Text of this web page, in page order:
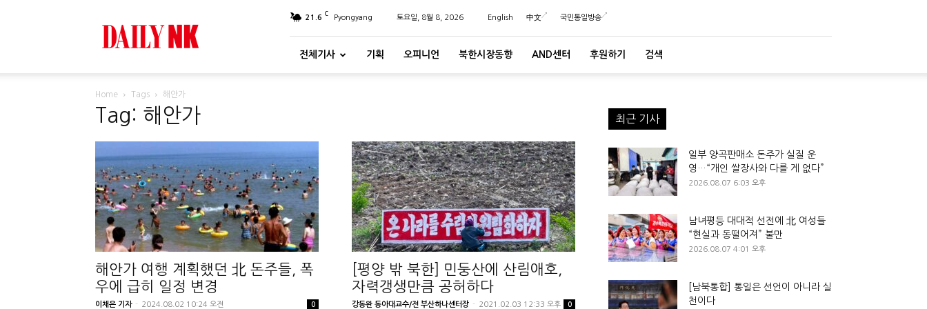
21.6 C Pyongyang 토요일, 8월 8, 2026 English 中文 국민통일방송
전체기사 기획 오피니언 북한시장동향 AND센터 후원하기 검색
Home Tags 해안가
Tag: 해안가
해안가 여행 계획했던 北 돈주들, 폭
우에 급히 일정 변경
이채은 기자 - 2024.08.02 10:24 오전 0
[평양 밖 북한] 민둥산에 산림애호,
자력갱생만큼 공허하다
강동완 동아대교수/전 부산하나센터장 - 2021.02.03 12:33 오후 0
최근 기사
일부 양곡판매소 돈주가 실질 운
영…“개인 쌀장사와 다를 게 없다”
2026.08.07 6:03 오후
남녀평등 대대적 선전에 北 여성들
“현실과 동떨어져” 불만
2026.08.07 4:01 오후
[남북통합] 통일은 선언이 아니라 실
천이다